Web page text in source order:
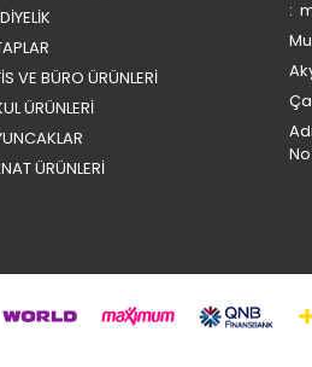
VE BÜRO ÜRÜNLERİ
ÜRÜNLERİ
ÜRÜNLERİ
: